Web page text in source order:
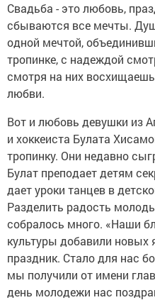
Свадьба - это любовь,
сбываются все мечты.
одной мечтой,
тропинке, с надеждой
смотря на них
любви.
Вот и любовь девушки из
и хоккеиста Булата
тропинку. Они недавно
Булат преподает детям
дает уроки танцев в
Разделить радость
собралось много. «Наши
культуры добавили новых
праздник. Стало для нас
мы получили от имени
день молодежи нас